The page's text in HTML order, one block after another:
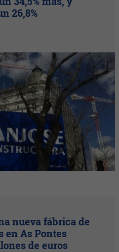
26,8%
nueva fábrica de
As Pontes
de euros